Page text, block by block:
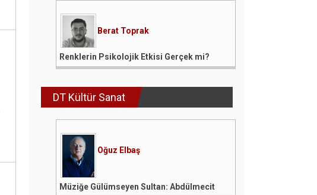
Berat Toprak
Renklerin Psikolojik Etkisi Gerçek mi?
DT Kültür Sanat
Oğuz Elbaş
Müziğe Gülümseyen Sultan: Abdülmecit